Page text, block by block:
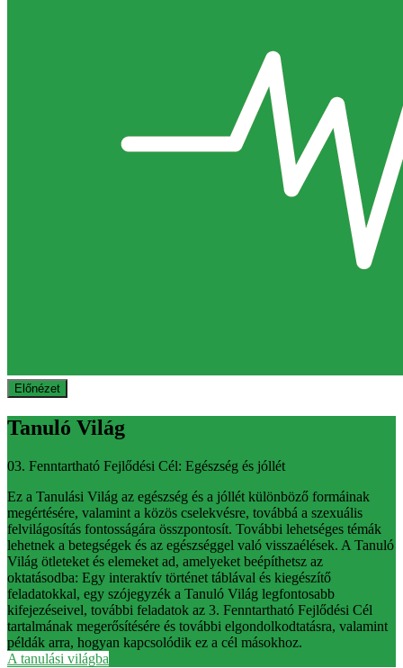
Előnézet
Tanuló Világ
03. Fenntartható Fejlődési Cél: Egészség és jóllét
Ez a Tanulási Világ az egészség és a jóllét különböző formáinak
megértésére, valamint a közös cselekvésre, továbbá a szexuális
felvilágosítás fontosságára összpontosít. További lehetséges témák
lehetnek a betegségek és az egészséggel való visszaélések. A Tanuló
Világ ötleteket és elemeket ad, amelyeket beépíthetsz az
oktatásodba: Egy interaktív történet táblával és kiegészítő
feladatokkal, egy szójegyzék a Tanuló Világ legfontosabb
kifejezéseivel, további feladatok az 3. Fenntartható Fejlődési Cél
tartalmának megerősítésére és további elgondolkodtatásra, valamint
példák arra, hogyan kapcsolódik ez a cél másokhoz.
A tanulási világba